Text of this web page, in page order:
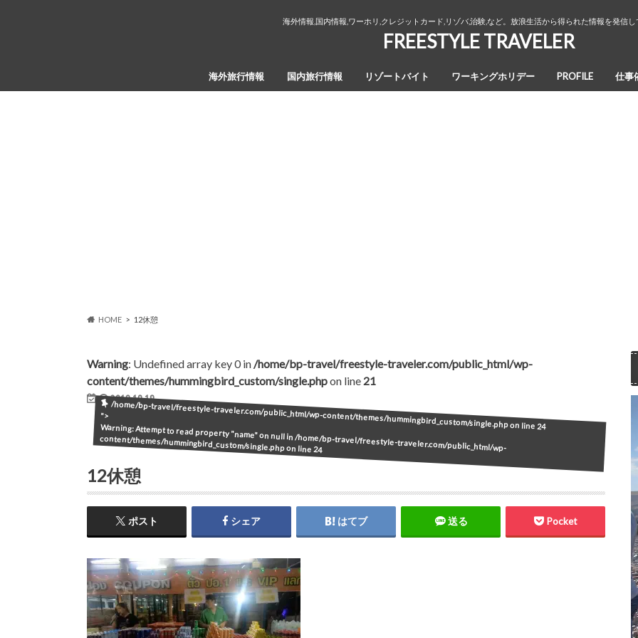
海外情報,国内情報,ワーホリ,クレジットカード,リゾバ,治験,など。放浪生活から得られた情報を発信
FREESTYLE TRAVELER
海外旅行情報 国内旅行情報 リゾートバイト ワーキングホリデー PROFILE 仕事
HOME 12休憩
Warning: Undefined array key 0 in/home/bp-travel/freestyle-traveler.com/public_html/wp-
content/themes/hummingbird_custom/single.phpon line 21
2019.10.19
/home/bp-travel/freestyle-traveler.com/public_html/wp-content/themes/hummingbird_custom/single.php on line24
">
Warning: Attempt to read property "name" on null in/home/bp-travel/freestyle-traveler.com/public_html/wp-
content/themes/hummingbird_custom/single.phpon line 24
12休憩
ポスト シェア はてブ 送る Pocket